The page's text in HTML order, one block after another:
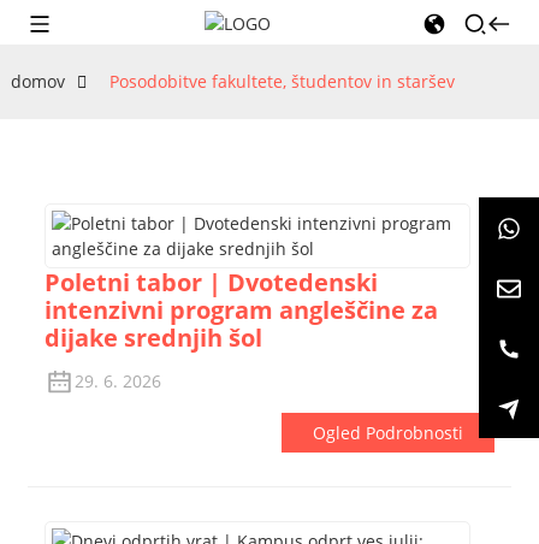
domov Posodobitve fakultete, študentov in staršev
Poletni tabor | Dvotedenski
intenzivni program angleščine za
dijake srednjih šol
29. 6. 2026
Ogled Podrobnosti